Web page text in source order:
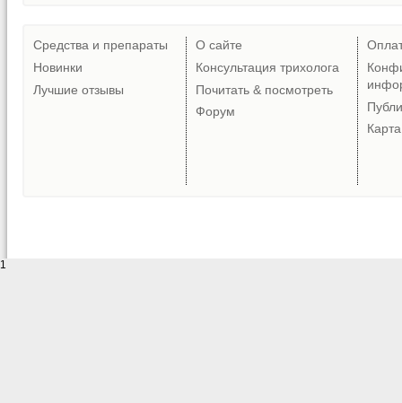
Средства и препараты
Новинки
Лучшие отзывы
О сайте
Консультация трихолога
Почитать & посмотреть
Форум
1